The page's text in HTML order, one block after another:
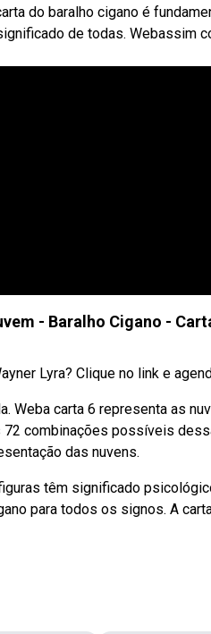
do baralho cigano é
de todas. Webassim
- Baralho Cigano -
Lyra? Clique no link e
Weba carta 6 representa as
combinações possíveis
das nuvens.
têm significado
para todos os signos. A